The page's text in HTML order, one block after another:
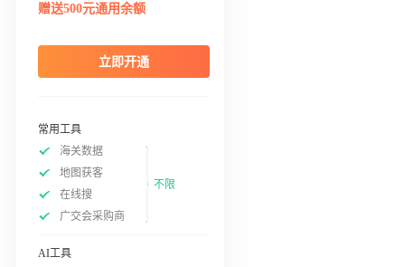
赠送500元通用余额
立即开通
常用工具
海关数据
地图获客
在线搜
广交会采购商
不限
AI工具